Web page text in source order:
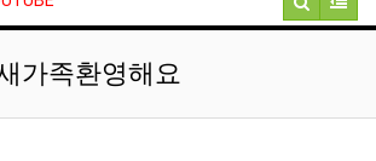
가족환영해요